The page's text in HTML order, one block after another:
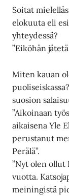
Soitat
elokuuta eli
yhteydessä?
”Eiköhän
Miten kauan
suosion
”Aikoinaan
aikaisena Yle
perustanut
Perälä”.
”Nyt olen ollut
vuotta.
meiningistä